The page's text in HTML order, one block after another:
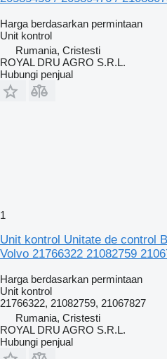
Harga berdasarkan permintaan
Unit kontrol
Rumania, Cristesti
ROYAL DRU AGRO S.R.L.
Hubungi penjual
1
Unit kontrol Unitate de control
Volvo 21766322 21082759
Harga berdasarkan permintaan
Unit kontrol
21766322, 21082759, 21067827
Rumania, Cristesti
ROYAL DRU AGRO S.R.L.
Hubungi penjual